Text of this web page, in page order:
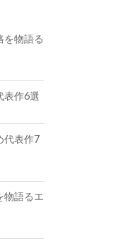
を物語る
表作6選
代表作7
物語るエ